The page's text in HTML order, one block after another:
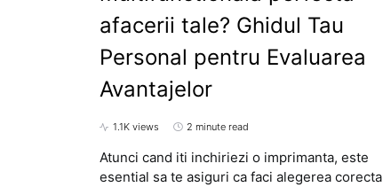
afacerii tale? Ghidul Tau
Personal pentru Evaluarea
Avantajelor
1.1K views 2 minute read
Atunci cand iti inchiriezi o imprimanta, este
esential sa te asiguri ca faci alegerea corecta